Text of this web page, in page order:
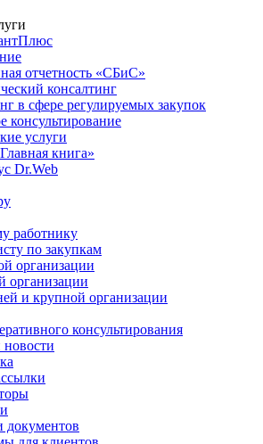
отчетность «СБиС»
консалтинг
в сфере регулируемых закупок
консультирование
услуги
книга»
Dr.Web
работнику
по закупкам
организации
организации
и крупной организации
консультирования
документов